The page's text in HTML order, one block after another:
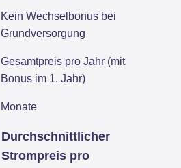
Kein Wechselbonus bei
Grundversorgung
Gesamtpreis pro Jahr (mit
Bonus im 1. Jahr)
Monate
Durchschnittlicher
Strompreis pro